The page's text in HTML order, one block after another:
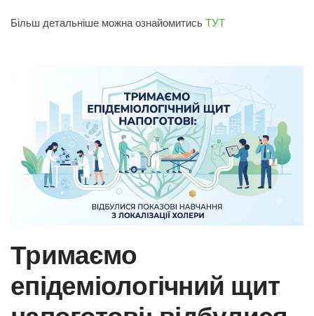
Більш детальніше можна ознайомитись ТУТ
Тримаємо
епідеміологічний щит